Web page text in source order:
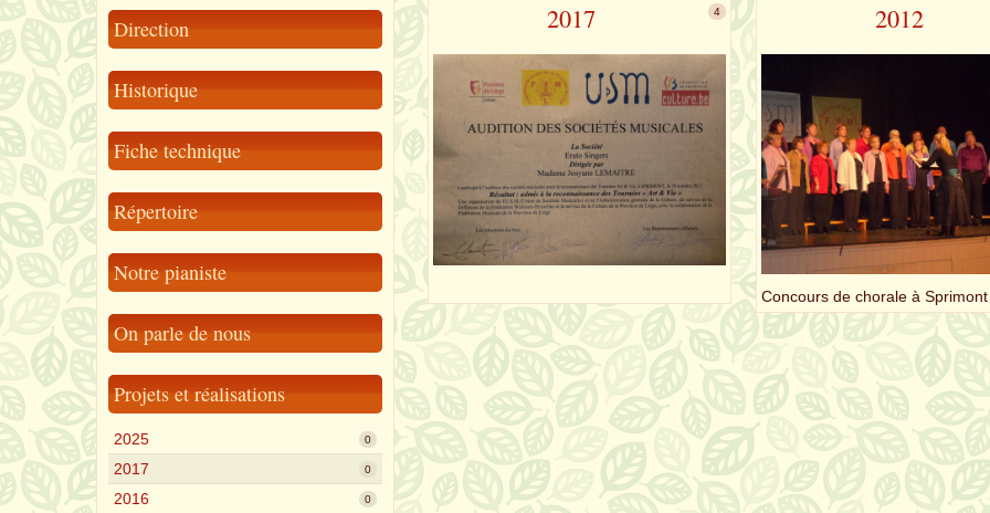
Direction
Historique
Fiche technique
Répertoire
Notre pianiste
On parle de nous
Projets et réalisations
2025 0
2017 0
2016 0
4
2017 2012
Concours de chorale à